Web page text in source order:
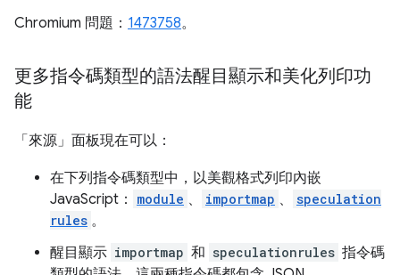
Chromium 問題： 1473758。
更多指令碼類型的語法醒目顯示和美化列印功
能
「來源」 面板現在可以：
在下列指令碼類型中，以美觀格式列印內嵌
JavaScript：
module 、 importmap 、
speculation
rules 。
醒目顯示 importmap 和 speculationrules 指令碼